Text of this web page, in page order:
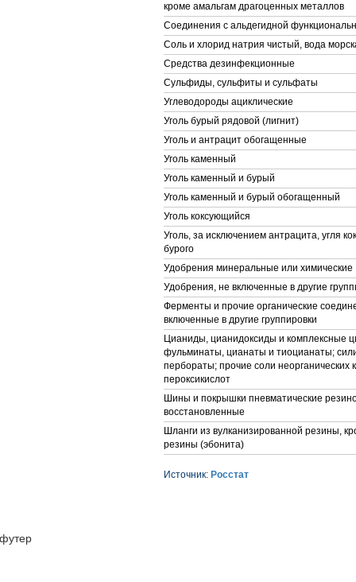
кроме амальгам драгоценных металлов
Соединения с альдегидной
Соль и хлорид натрия чистый, вода
Средства дезинфекционные
Сульфиды, сульфиты и сульфаты
Углеводороды ациклические
Уголь бурый рядовой (лигнит)
Уголь и антрацит обогащенные
Уголь каменный
Уголь каменный и бурый
Уголь каменный и бурый обогащенный
Уголь коксующийся
Уголь, за исключением антрацита, угля
бурого
Удобрения минеральные или химические
Удобрения, не включенные в другие
Ферменты и прочие органические
включенные в другие группировки
Цианиды, цианидоксиды и комплексные
фульминаты, цианаты и тиоцианаты;
пербораты; прочие соли неорганических
пероксикислот
Шины и покрышки пневматические
восстановленные
Шланги из вулканизированной резины,
резины (эбонита)
Источник: Росстат
футер